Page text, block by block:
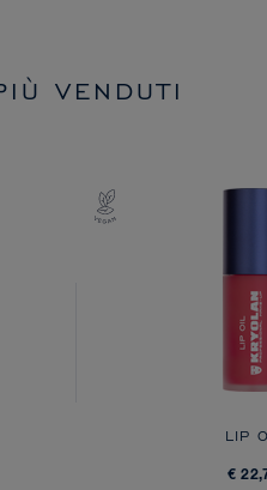
VENDUTI
LIP
€